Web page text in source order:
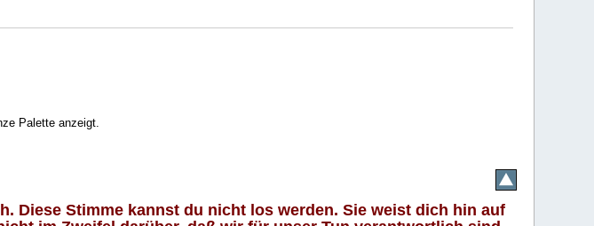
Palette anzeigt.
Diese Stimme kannst du nicht los werden. Sie weist dich hin auf